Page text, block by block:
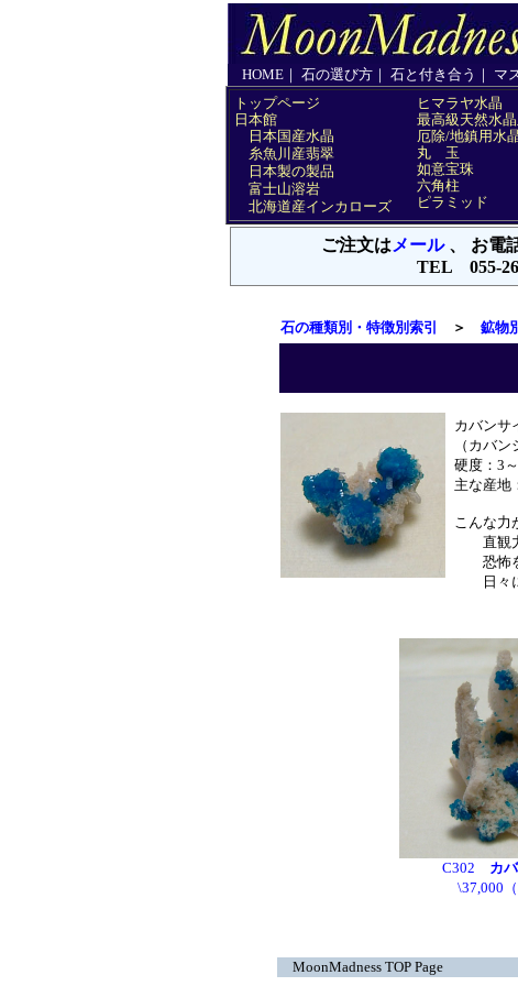
石の種類別・特徴別索引 ＞ 鉱物
カバン
（カバン
硬度：3
主な産地
こんな力
直観力
恐怖を
日々に
C302 カ
\37,000（
MoonMadness TOP Page